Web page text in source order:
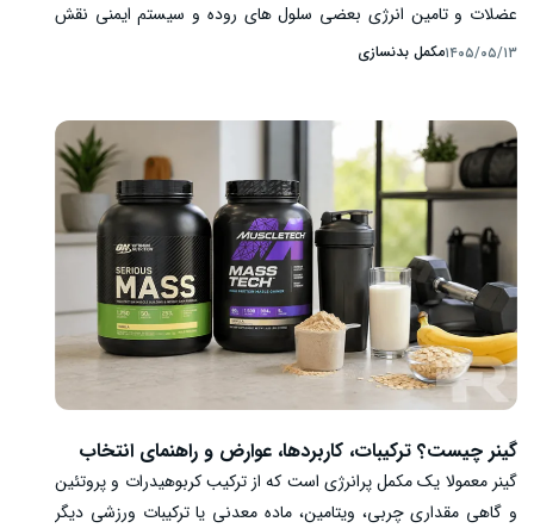
عضلات و تامین انرژی بعضی سلول های روده و سیستم ایمنی نقش
دارد. با این حال، اهمیت طبیعی گلوتامین در بدن به این معنا نیست
عضله یا تغییر ترکیب بدن حمایت نمی کنند. بعضی مطالعات کوچک
اثرهای احتمالی بر درد عضلانی یا نفوذپذیری روده گزارش کرده اند، اما
نتایج به جمعیت، نوع تمرین و شرایط مطالعه وابسته اند. کاربرد
دارویی ال گلوتامین نیز با مکمل ورزشی یکسان نیست و نباید نتایج
بیماران به افراد سالم تعمیم داده شود.
۱۴۰۵/۰۵/۱۳مکمل بدنسازی
گینر چیست؟ ترکیبات، کاربردها، عوارض و راهنمای انتخاب
گینر معمولا یک مکمل پرانرژی است که از ترکیب کربوهیدرات و پروتئین
و گاهی مقداری چربی، ویتامین، ماده معدنی یا ترکیبات ورزشی دیگر